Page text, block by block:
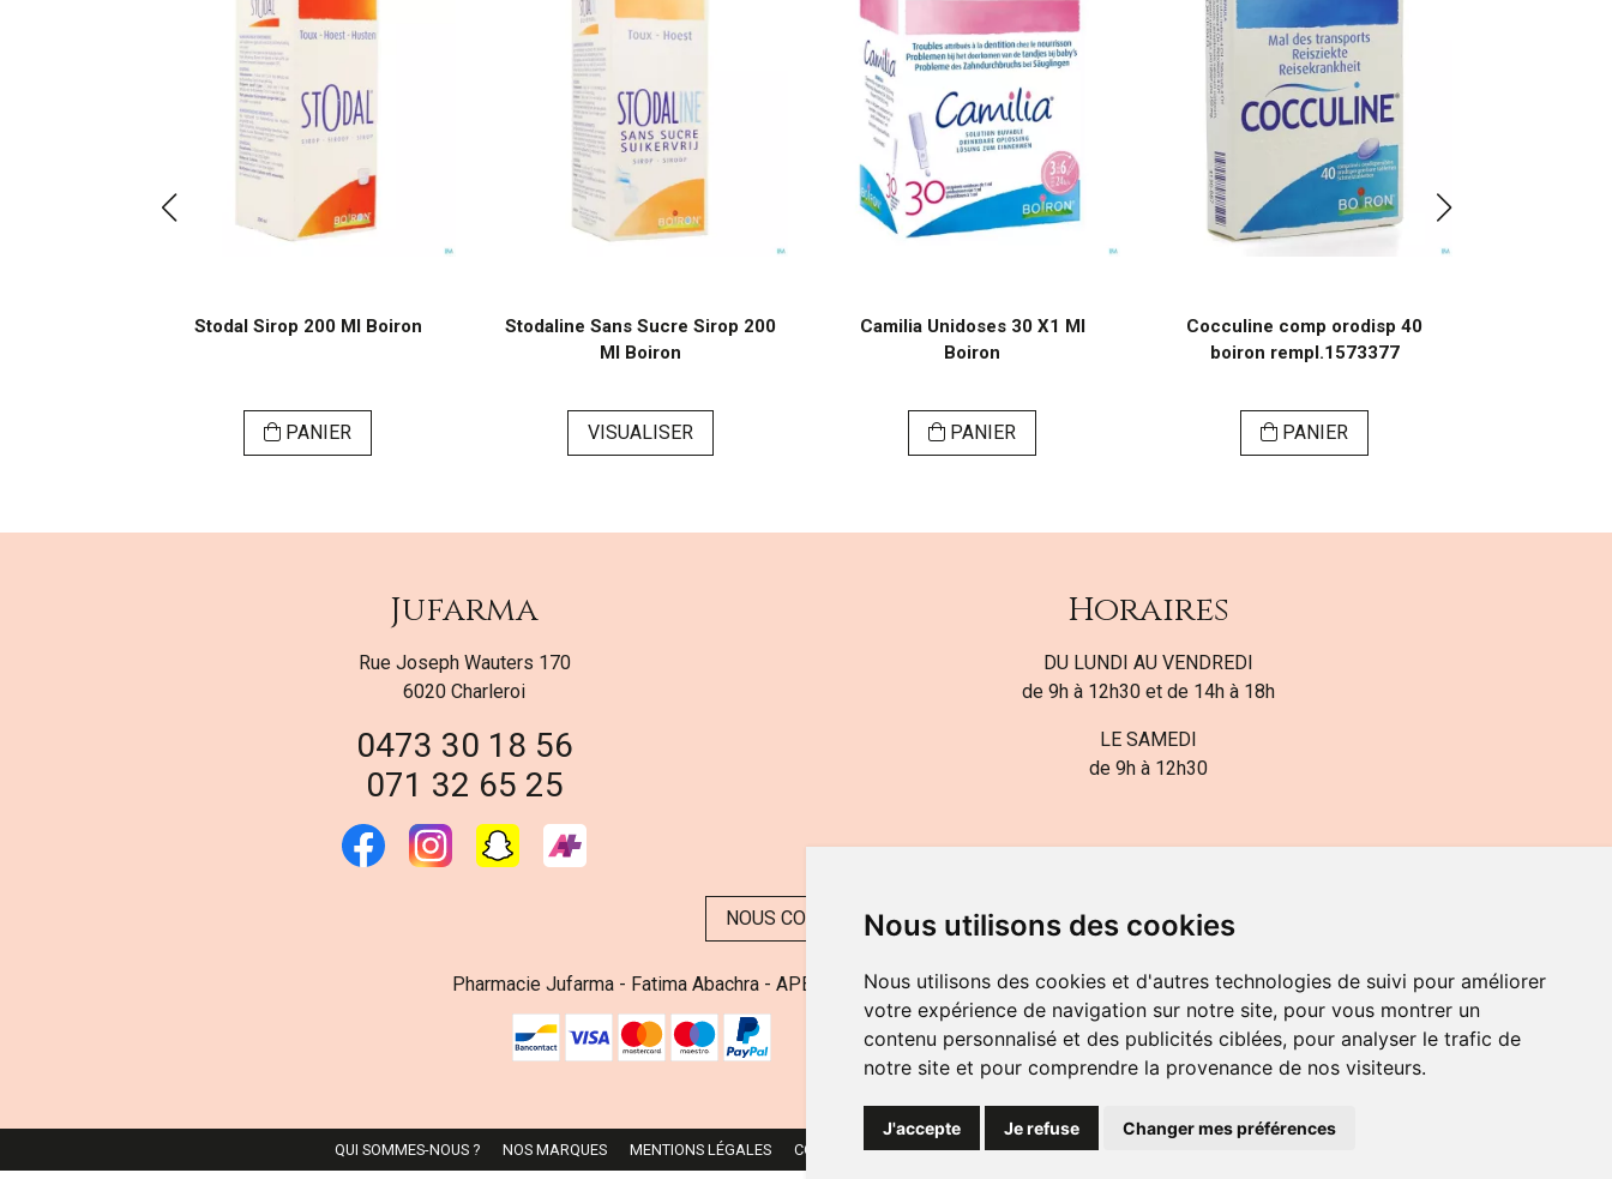
Nous utilisons des cookies
Nous utilisons des cookies et d'autres technologies de suivi pour améliorer
votre expérience de navigation sur notre site, pour vous montrer un
contenu personnalisé et des publicités ciblées, pour analyser le trafic de
notre site et pour comprendre la provenance de nos visiteurs.
J'accepte Je refuse Changer mes préférences
Stodal Sirop 200 Ml Boiron
PANIER
Stodaline Sans Sucre Sirop 200
Ml Boiron
VISUALISER
Camilia Unidoses 30 X1 Ml
Boiron
PANIER
Cocculine comp orodisp 40
boiron rempl.1573377
PANIER
Jufarma
Rue Joseph Wauters 170
6020 Charleroi
0473 30 18 56
071 32 65 25
Horaires
DU LUNDI AU VENDREDI
de 9h à 12h30 et de 14h à 18h
LE SAMEDI
de 9h à 12h30
NOUS CONTACTER
Pharmacie Jufarma - Fatima Abachra - APB 521704 - N° Entreprise BE0882-700-592
QUI SOMMES-NOUS ? NOS MARQUES MENTIONS LÉGALES CGV DONNÉES PERSONNELLES COOKIES